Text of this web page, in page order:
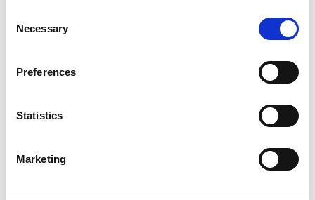
Selection
Necessary
Preferences
Statistics
Marketing
Online-Anfrageportal
einfach die gewünschten Informationen zu Ihren Ersatzteilen,
wann immer Sie wollen!
Filtermöglichkeiten sowie eine Warenkorb-Funktion zur
Daten, Anfragen und deren Status.
ANFRAGEPORTAL FÜR DEUTSCHLAND